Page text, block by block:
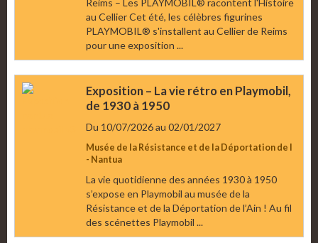
au Cellier Cet été, les célèbres figurines
PLAYMOBIL® s'installent au Cellier de Reims
pour une exposition ...
Exposition – La vie rétro en Playmobil,
de 1930 à 1950
Du 10/07/2026au 02/01/2027
Musée de la Résistance et de la Déportation de l
- Nantua
La vie quotidienne des années 1930 à 1950
s’expose en Playmobil au musée de la
Résistance et de la Déportation de l’Ain ! Au fil
des scénettes Playmobil ...